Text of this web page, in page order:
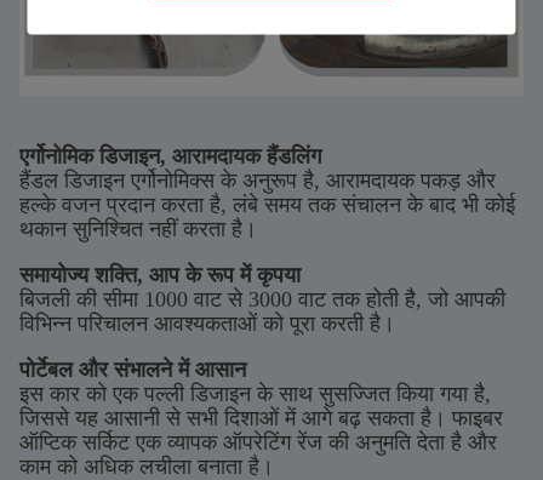
एर्गोनोमिक डिजाइन, आरामदायक हैंडलिंग
हैंडल डिजाइन एर्गोनोमिक्स के अनुरूप है, आरामदायक पकड़ और
हल्के वजन प्रदान करता है, लंबे समय तक संचालन के बाद भी कोई
थकान सुनिश्चित नहीं करता है।
समायोज्य शक्ति, आप के रूप में कृपया
बिजली की सीमा 1000 वाट से 3000 वाट तक होती है, जो आपकी
विभिन्न परिचालन आवश्यकताओं को पूरा करती है।
पोर्टेबल और संभालने में आसान
इस कार को एक पल्ली डिजाइन के साथ सुसज्जित किया गया है,
जिससे यह आसानी से सभी दिशाओं में आगे बढ़ सकता है। फाइबर
ऑप्टिक सर्किट एक व्यापक ऑपरेटिंग रेंज की अनुमति देता है और
काम को अधिक लचीला बनाता है।